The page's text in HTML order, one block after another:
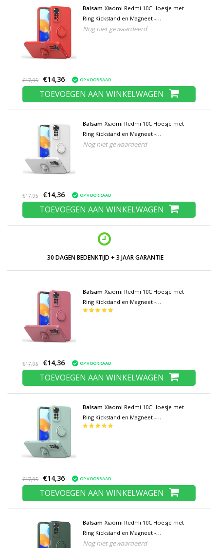
Balsam Xiaomi Redmi 10C Hoesje met
Ring Kickstand en Magneet -
Schokbestendig Cover Case Rood
Nog niet gewaardeerd
€17,95 €14,36 OP VOORRAAD
TOEVOEGEN AAN WINKELWAGEN
Balsam Xiaomi Redmi 10C Hoesje met
Ring Kickstand en Magneet -
Schokbestendig Cover Case Wit
Nog niet gewaardeerd
€17,95 €14,36 OP VOORRAAD
TOEVOEGEN AAN WINKELWAGEN
30 DAGEN BEDENKTIJD + 3 JAAR GARANTIE
Balsam Xiaomi Redmi 10C Hoesje met
Ring Kickstand en Magneet -
Schokbestendig Cover Case Lichtrood
€17,95 €14,36 OP VOORRAAD
TOEVOEGEN AAN WINKELWAGEN
Balsam Xiaomi Redmi 10C Hoesje met
Ring Kickstand en Magneet -
Schokbestendig Cover Case Lichtgroen
€17,95 €14,36 OP VOORRAAD
TOEVOEGEN AAN WINKELWAGEN
Balsam Xiaomi Redmi 10C Hoesje met
Ring Kickstand en Magneet -
Schokbestendig Cover Case Donkergroen
Nog niet gewaardeerd